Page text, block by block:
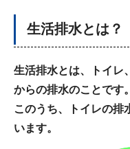
生活排水とは？
生活排水とは、トイレ
からの排水のことです。
このうち、トイレの排
います。